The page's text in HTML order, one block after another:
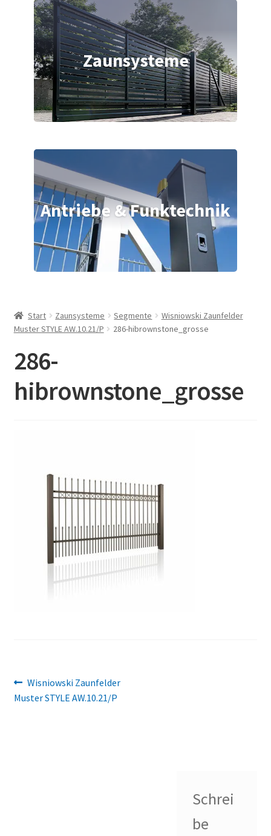
Zaunsysteme
Antriebe & Funktechnik
Start Zaunsysteme Segmente
Wisniowski Zaunfelder
Muster STYLE AW.10.21/P
286-hibrownstone_grosse
286-
hibrownstone_grosse
Beitragsnavigation
Vorheriger
Beitrag:
Wisniowski Zaunfelder
Muster STYLE AW.10.21/P
Schrei
be